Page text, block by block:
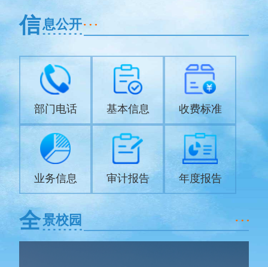
信息公开
部门电话 基本信息 收费标准
业务信息 审计报告 年度报告
全景校园